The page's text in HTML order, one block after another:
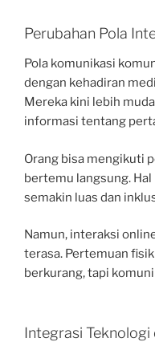
Perubahan Pola
Pola komunikasi
dengan kehadiran
Mereka kini lebih
informasi tentang
Orang bisa mengikuti
bertemu langsung.
semakin luas dan
Namun, interaksi
terasa. Pertemuan
berkurang, tapi
Integrasi Teknologi